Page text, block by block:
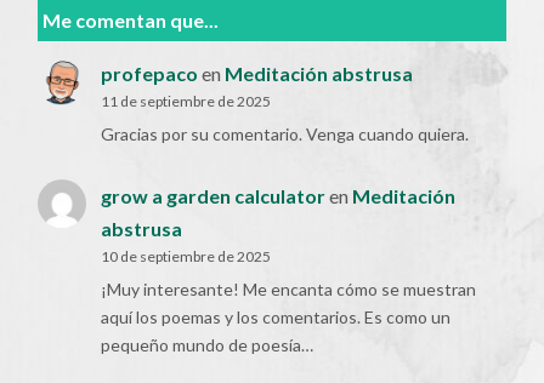
Me comentan que...
profepaco en Meditación abstrusa
11 de septiembre de 2025
Gracias por su comentario. Venga cuando quiera.
grow a garden calculatoren Meditación
abstrusa
10 de septiembre de 2025
¡Muy interesante! Me encanta cómo se muestran
aquí los poemas y los comentarios. Es como un
pequeño mundo de poesía…